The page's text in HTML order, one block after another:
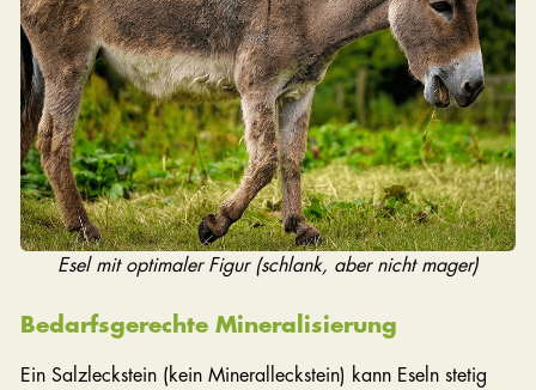
Esel mit optimaler Figur (schlank, aber nicht mager)
Bedarfsgerechte Mineralisierung
Ein Salzleckstein (kein Mineralleckstein) kann Eseln stetig